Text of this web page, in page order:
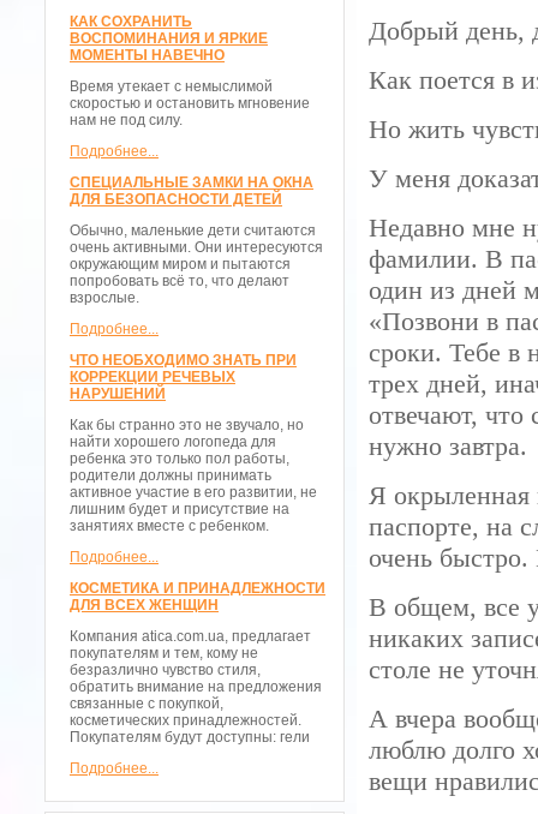
КАК СОХРАНИТЬ
ВОСПОМИНАНИЯ И ЯРКИЕ
МОМЕНТЫ НАВЕЧНО
Время утекает с немыслимой
скоростью и остановить мгновение
нам не под силу.
Подробнее...
СПЕЦИАЛЬНЫЕ ЗАМКИ НА ОКНА
ДЛЯ БЕЗОПАСНОСТИ ДЕТЕЙ
Обычно, маленькие дети считаются
очень активными. Они интересуются
окружающим миром и пытаются
попробовать всё то, что делают
взрослые.
Подробнее...
ЧТО НЕОБХОДИМО ЗНАТЬ ПРИ
КОРРЕКЦИИ РЕЧЕВЫХ
НАРУШЕНИЙ
Как бы странно это не звучало, но
найти хорошего логопеда для
ребенка это только пол работы,
родители должны принимать
активное участие в его развитии, не
лишним будет и присутствие на
занятиях вместе с ребенком.
Подробнее...
КОСМЕТИКА И ПРИНАДЛЕЖНОСТИ
ДЛЯ ВСЕХ ЖЕНЩИН
Компания atica.com.ua, предлагает
покупателям и тем, кому не
безразлично чувство стиля,
обратить внимание на предложения
связанные с покупкой,
косметических принадлежностей.
Покупателям будут доступны: гели
Подробнее...
Добрый день,
Как поется в
Но жить
У меня
Недавно мне
фамилии. В
один из дней
«Позвони в
сроки. Тебе в
трех дней,
отвечают, что
нужно завтра.
Я окрыленная
паспорте, на
очень
В общем, все
никаких
столе не
А вчера
люблю долго
вещи